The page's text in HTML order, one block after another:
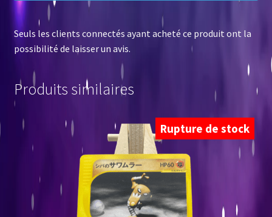
Seuls les clients connectés ayant acheté ce produit ont la
possibilité de laisser un avis.
Produits similaires
Rupture de stock